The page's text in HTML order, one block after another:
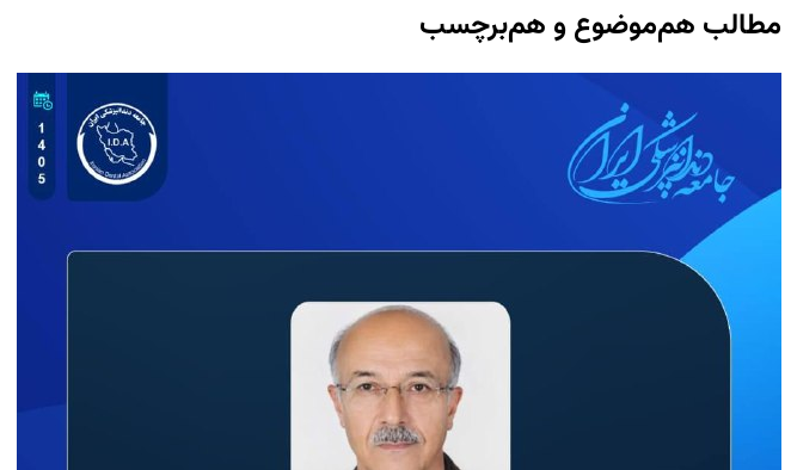
مطالب هم‌موضوع و هم‌برچسب